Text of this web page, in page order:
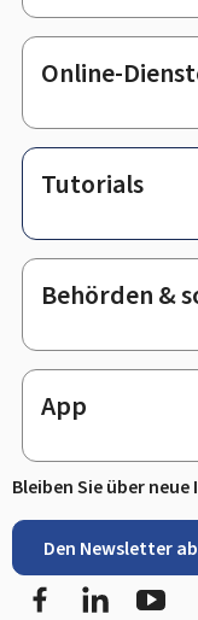
Online-
Tutorials
Behörden &
App
Bleiben Sie über
Den Newsletter
FacebookLinkedIn